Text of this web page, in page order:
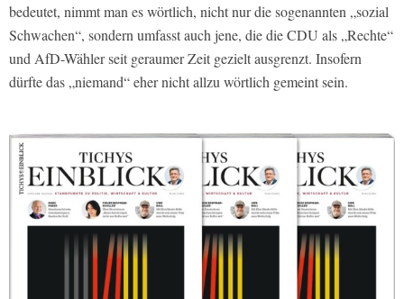
bedeutet, nimmt man es wörtlich, nicht nur die sogenannten „sozial
Schwachen“, sondern umfasst auch jene, die die CDU als „Rechte“
und AfD-Wähler seit geraumer Zeit gezielt ausgrenzt. Insofern
dürfte das „niemand“ eher nicht allzu wörtlich gemeint sein.